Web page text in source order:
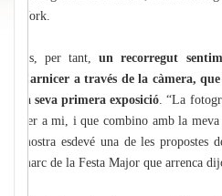
York.
És, per tant,un recorregut
Carnicer a través de la càmera,
la seva primera exposició . “La
per a mi, i que combino amb la
mostra esdevé una de les
marc de la Festa Major que arrenca